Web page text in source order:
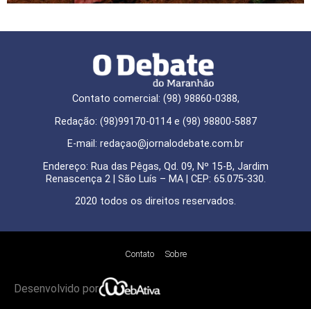
Contato comercial: (98) 98860-0388,
Redação: (98)99170-0114 e (98) 98800-5887
E-mail: redaçao@jornalodebate.com.br
Endereço: Rua das Pêgas, Qd. 09, Nº 15-B, Jardim
Renascença 2 | São Luís – MA | CEP: 65.075-330.
2020 todos os direitos reservados.
Contato Sobre
Desenvolvido por